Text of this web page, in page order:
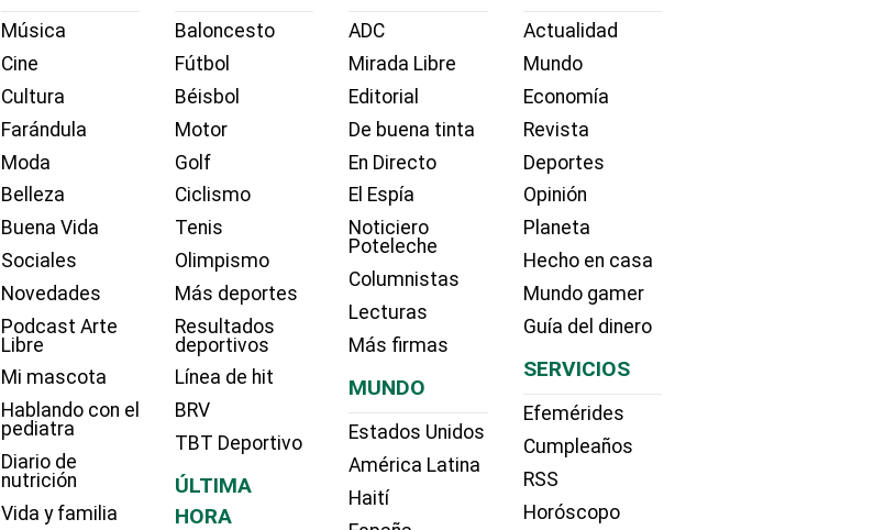
Música
Cine
Cultura
Farándula
Moda
Belleza
Buena Vida
Sociales
Novedades
Podcast Arte
Libre
Mi mascota
Hablando con el
pediatra
Diario de
nutrición
Vida y familia
Baloncesto
Fútbol
Béisbol
Motor
Golf
Ciclismo
Tenis
Olimpismo
Más deportes
Resultados
deportivos
Línea de hit
BRV
TBT Deportivo
ÚLTIMA
HORA
ADC
Mirada Libre
Editorial
De buena tinta
En Directo
El Espía
Noticiero
Poteleche
Columnistas
Lecturas
Más firmas
MUNDO
Estados Unidos
América Latina
Haití
Actualidad
Mundo
Economía
Revista
Deportes
Opinión
Planeta
Hecho en casa
Mundo gamer
Guía del dinero
SERVICIOS
Efemérides
Cumpleaños
RSS
Horóscopo